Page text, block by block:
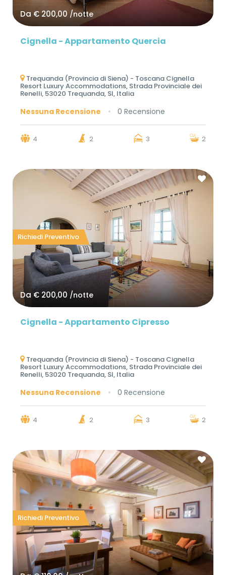
Da € 200,00 /notte
Cignella - Appartamento Quercia
Trequanda (Provincia di Siena) - Toscana Cignella
Resort Luxury Accommodations, Strada Provinciale dei
Renelli, 53020 Trequanda, SI, Italia
Nessuna Recensione 0 Recensione
4 2 3 2
Richiedi Preventivo
Da € 200,00 /notte
Cignella - Appartamento Cipresso
Trequanda (Provincia di Siena) - Toscana Cignella
Resort Luxury Accommodations, Strada Provinciale dei
Renelli, 53020 Trequanda, SI, Italia
Nessuna Recensione 0 Recensione
4 2 3 2
Richiedi Preventivo